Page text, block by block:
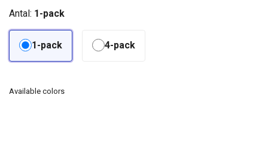
Antal: 1-pack
1-pack 4-pack
Available colors